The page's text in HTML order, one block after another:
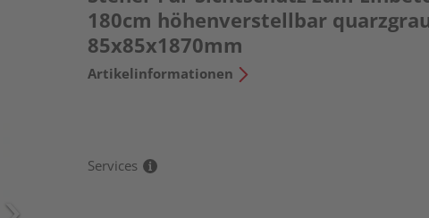
180cm höhenverstellbar
85x85x1870mm
Artikelinformationen
Services